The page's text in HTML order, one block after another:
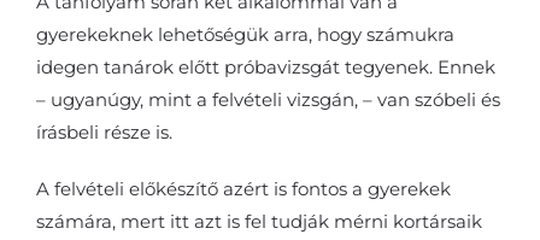
gyerekeknek lehetőségük arra, hogy számukra
idegen tanárok előtt próbavizsgát tegyenek. Ennek
– ugyanúgy, mint a felvételi vizsgán, – van szóbeli és
írásbeli része is.
A felvételi előkészítő azért is fontos a gyerekek
számára, mert itt azt is fel tudják mérni kortársaik